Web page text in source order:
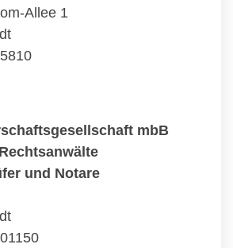
Allee 1
mbB
und Notare